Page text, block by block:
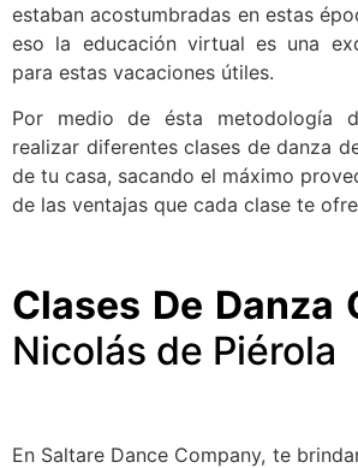
estaban acostumbradas en estas
eso la educación virtual es una
para estas vacaciones útiles.
Por medio de ésta metodología
realizar diferentes clases de danza
de tu casa, sacando el máximo
de las ventajas que cada clase te
Clases De Danza
Nicolás de Piérola
En Saltare Dance Company, te